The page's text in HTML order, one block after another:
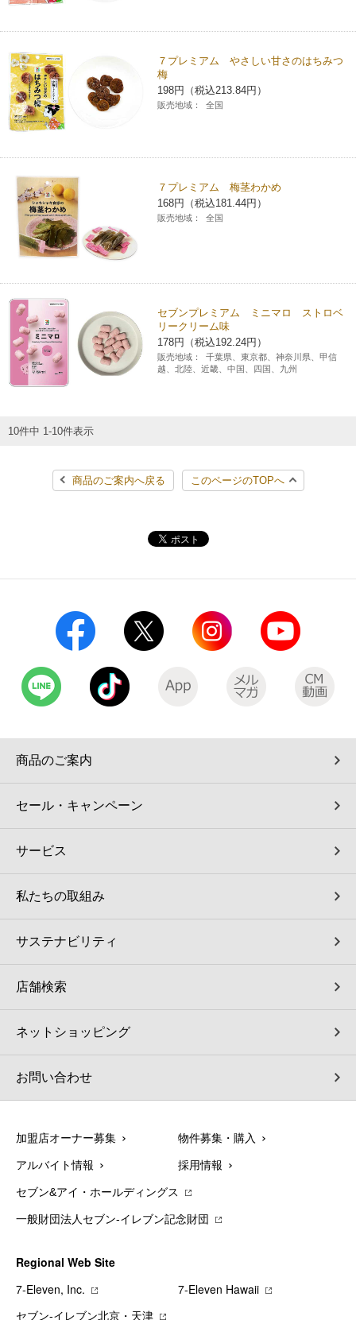
７プレミアム やさしい甘さのはちみつ
梅
198円（税込213.84円）
販売地域： 全国
７プレミアム 梅茎わかめ
168円（税込181.44円）
販売地域： 全国
セブンプレミアム ミニマロ ストロベ
リークリーム味
178円（税込192.24円）
販売地域：
千葉県、東京都、神奈川県、甲信
越、北陸、近畿、中国、四国、九州
10件中 1-10件表示
商品のご案内へ戻る このページのTOPへ
商品のご案内
セール・キャンペーン
サービス
私たちの取組み
サステナビリティ
店舗検索
ネットショッピング
お問い合わせ
加盟店オーナー募集 物件募集・購入
アルバイト情報 採用情報
セブン&アイ・ホールディングス
一般財団法人セブン-イレブン記念財団
Regional Web Site
7‐Eleven, Inc.
7‐Eleven Hawaii
セブン‐イレブン北京・天津